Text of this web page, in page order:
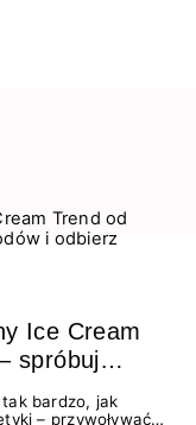
Ice Cream
spróbuj
bardzo, jak
– przywoływać